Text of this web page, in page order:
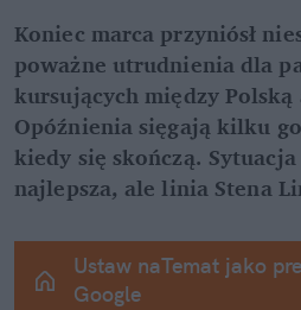
Koniec marca przyniósł
poważne utrudnienia dla
kursujących między Polską
Opóźnienia sięgają kilku
kiedy się skończą.
najlepsza, ale linia Stena
Ustaw naTemat jako
Google